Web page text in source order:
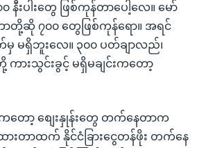
နီးပါးတွေ ဖြစ်ကုန်တာပေါ့လေ။ မော်
တို့ဆို ၇၀၀ တွေဖြစ်ကုန်ရော။ အရင်
ရှိဘူးလေ။ ၃၀၀ ပတ်ချာလည်၊
ကားသွင်းခွင့် မရှိမချင်းကတော့
တော့ စျေးနှုန်းတွေ တက်နေတာက
းတာထက် နိုင်ငံခြားငွေတန်ဖိုး တက်နေ